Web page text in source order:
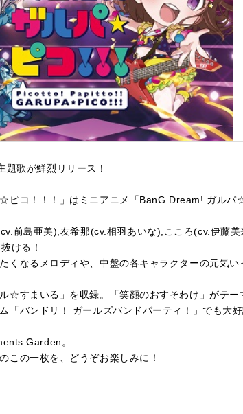
歌が鮮烈リリース！
☆ピコ！！！」はミニアニメ「BanG Dream! ガルパ
前島亜美),友希那(cv.相羽あいな),こころ(cv.伊藤美
ける！
くなるメロディや、中盤の各キャラクターの元気い
☆すまいる」を収録。「笑顔のおすそわけ」がテー
「バンドリ！ ガールズバンドパーティ！」でも大
Garden。
この一枚を、どうぞお楽しみに！